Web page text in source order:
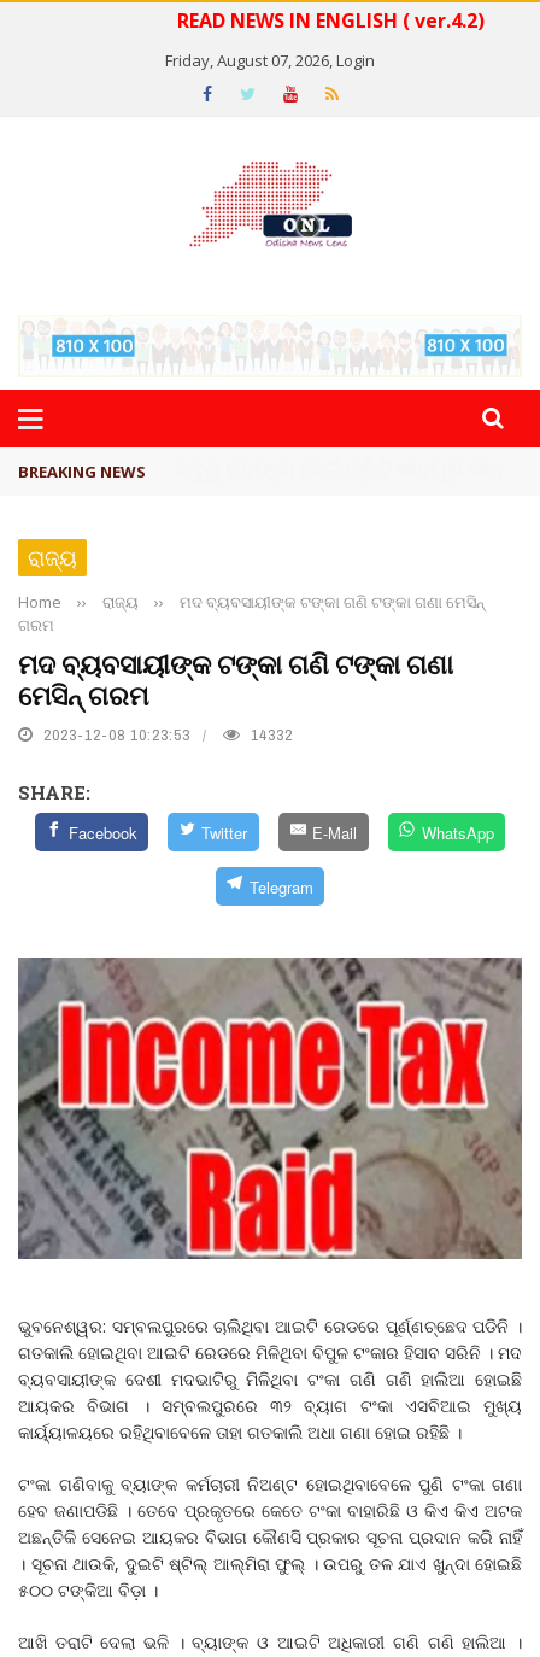
READ NEWS IN ENGLISH ( ver.4.2)
Friday, August 07, 2026,Login
BREAKING NEWS
ରାଜ୍ୟ
Home ›› ରାଜ୍ୟ ››
ମଦ ବ୍ୟବସାୟୀଙ୍କ ଟଙ୍କା ଗଣି ଟଙ୍କା ଗଣା ମେସିନ୍‌
ଗରମ
ମଦ ବ୍ୟବସାୟୀଙ୍କ ଟଙ୍କା ଗଣି ଟଙ୍କା ଗଣା
ମେସିନ୍‌ ଗରମ
2023-12-08 10:23:53 14332
SHARE:
Facebook Twitter E-Mail WhatsApp
Telegram
ଭୁବନେଶ୍ୱର: ସମ୍ବଲପୁରରେ ଚାଲିଥିବା ଆଇଟି ରେଡରେ ପୂର୍ଣ୍ଣଚ୍ଛେଦ ପଡିନି ।
ଗତକାଲି ହୋଇଥିବା ଆଇଟି ରେଡରେ ମିଳିଥିବା ବିପୁଳ ଟଂକାର ହିସାବ ସରିନି । ମଦ
ବ୍ୟବସାୟୀଙ୍କ ଦେଶୀ ମଦଭାଟିରୁ ମିଳିଥିବା ଟଂକା ଗଣି ଗଣି ହାଲିଆ ହୋଇଛି
ଆୟକର ବିଭାଗ । ସମ୍ବଲପୁରରେ ୩୨ ବ୍ୟାଗ ଟଂକା ଏସବିଆଇ ମୁଖ୍ୟ
କାର୍ୟ୍ୟାଳୟରେ ରହିଥିବାବେଳେ ତାହା ଗତକାଲି ଅଧା ଗଣା ହୋଇ ରହିଛି ।
ଟଂକା ଗଣିବାକୁ ବ୍ୟାଙ୍କ କର୍ମଚାରୀ ନିଅଣ୍ଟ ହୋଇଥିବାବେଳେ ପୁଣି ଟଂକା ଗଣା
ହେବ ଜଣାପଡିଛି । ତେବେ ପ୍ରକୃତରେ କେତେ ଟଂକା ବାହାରିଛି ଓ କିଏ କିଏ ଅଟକ
ଅଛନ୍ତିକି ସେନେଇ ଆୟକର ବିଭାଗ କୌଣସି ପ୍ରକାର ସୂଚନା ପ୍ରଦାନ କରି ନାହିଁ
। ସୂଚନା ଥାଉକି, ଦୁଇଟି ଷ୍ଟିଲ୍‌ ଆଲ୍‌ମିରା ଫୁଲ୍‌ । ଉପରୁ ତଳ ଯାଏ ଖୁନ୍ଦା ହୋଇଛି
୫୦୦ ଟଙ୍କିଆ ବିଡ଼ା ।
ଆଖି ତରାଟି ଦେଲା ଭଳି । ବ୍ୟାଙ୍କ ଓ ଆଇଟି ଅଧିକାରୀ ଗଣି ଗଣି ହାଲିଆ ।